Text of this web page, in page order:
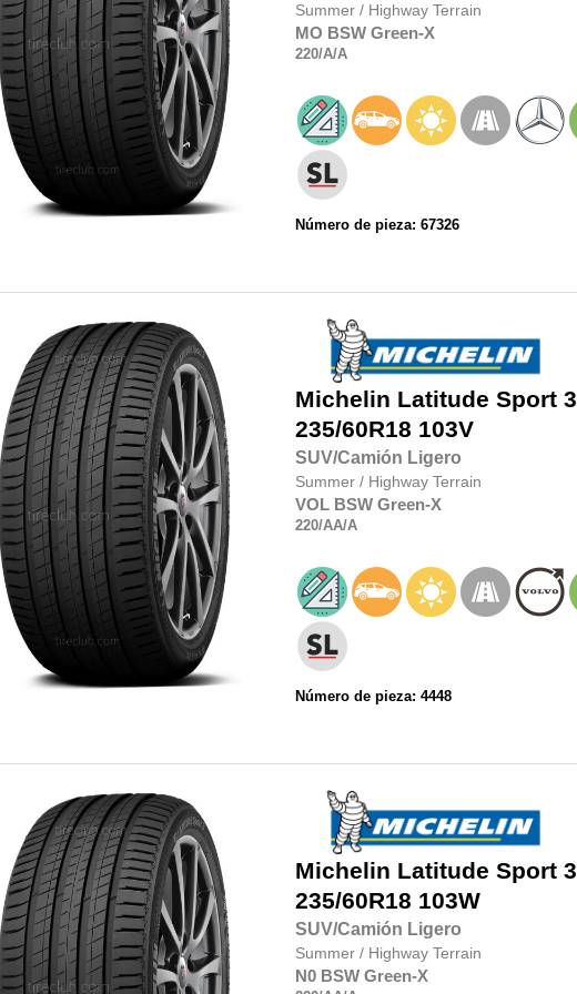
Summer / Highway Terrain
MO BSW Green-X
220/A/A
Número de pieza: 67326
Michelin Latitude Sport 3
235/60R18 103V
SUV/Camión Ligero
Summer / Highway Terrain
VOL BSW Green-X
220/AA/A
Número de pieza: 4448
Michelin Latitude Sport 3
235/60R18 103W
SUV/Camión Ligero
Summer / Highway Terrain
N0 BSW Green-X